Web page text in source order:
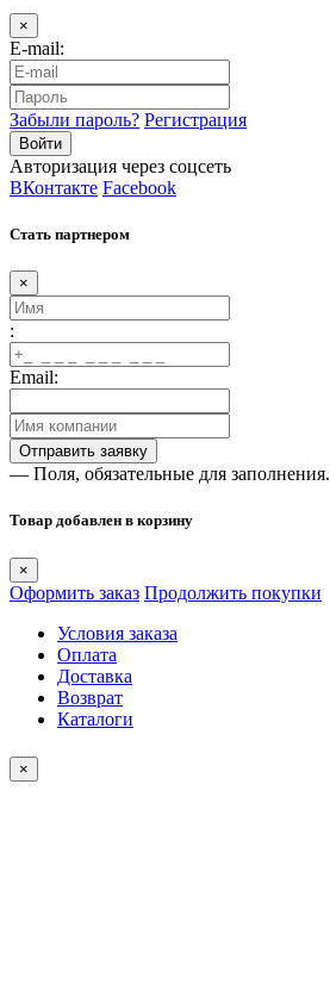
×
E-mail:
Забыли пароль? Регистрация
Авторизация через соцсеть
ВКонтакте Facebook
Стать партнером
×
:
Email:
— Поля, обязательные для заполнения.
Товар добавлен в корзину
×
Оформить заказ Продолжить покупки
Условия заказа
Оплата
Доставка
Возврат
Каталоги
×